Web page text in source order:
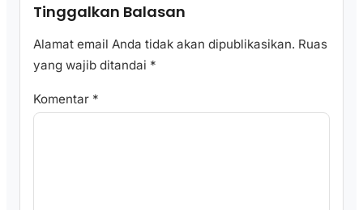
Tinggalkan Balasan
Alamat email Anda tidak akan dipublikasikan. Ruas
yang wajib ditandai *
Komentar *